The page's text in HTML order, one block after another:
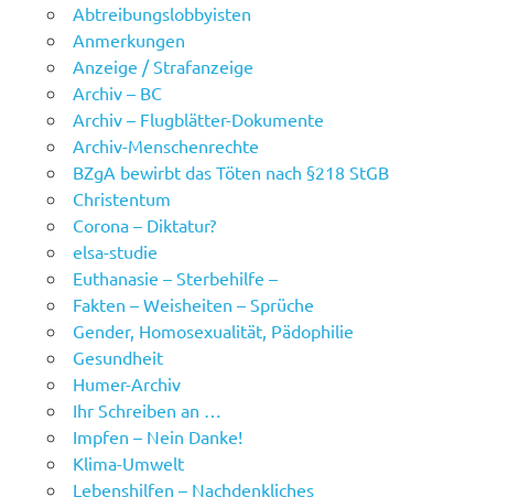
Abtreibungslobbyisten
Anmerkungen
Anzeige / Strafanzeige
Archiv – BC
Archiv – Flugblätter-Dokumente
Archiv-Menschenrechte
BZgA bewirbt das Töten nach §218 StGB
Christentum
Corona – Diktatur?
elsa-studie
Euthanasie – Sterbehilfe –
Fakten – Weisheiten – Sprüche
Gender, Homosexualität, Pädophilie
Gesundheit
Humer-Archiv
Ihr Schreiben an …
Impfen – Nein Danke!
Klima-Umwelt
Lebenshilfen – Nachdenkliches